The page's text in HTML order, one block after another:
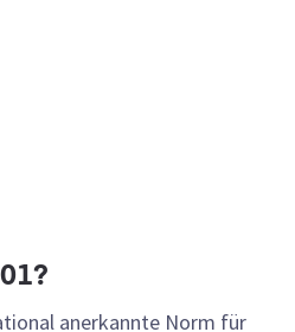
anerkannte Norm für